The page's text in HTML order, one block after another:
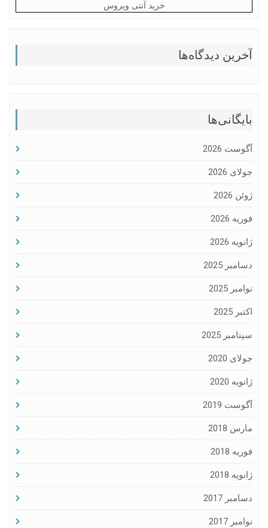
خرید آنتی ویروس
آخرین دیدگاه‌ها
بایگانی‌ها
آگوست 2026
جولای 2026
ژوئن 2026
فوریه 2026
ژانویه 2026
دسامبر 2025
نوامبر 2025
اکتبر 2025
سپتامبر 2025
جولای 2020
ژانویه 2020
آگوست 2019
مارس 2018
فوریه 2018
ژانویه 2018
دسامبر 2017
نوامبر 2017